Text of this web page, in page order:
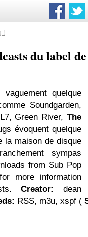
!
du label de
quelque
Soundgarden,
Green River, The
évoquent quelque
la maison de disque
sympas
from Sub Pop
more information
Creator:
dean
RSS, m3u, xspf (